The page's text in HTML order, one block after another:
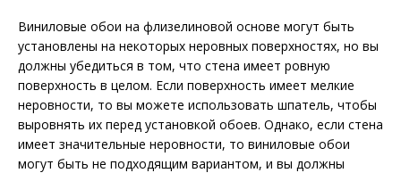
Виниловые обои на флизелиновой основе могут быть
установлены на некоторых неровных поверхностях, но вы
должны убедиться в том, что стена имеет ровную
поверхность в целом. Если поверхность имеет мелкие
неровности, то вы можете использовать шпатель, чтобы
выровнять их перед установкой обоев. Однако, если стена
имеет значительные неровности, то виниловые обои
могут быть не подходящим вариантом, и вы должны